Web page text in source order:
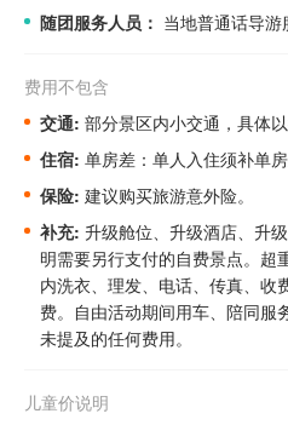
随团服务人员： 当地普通话导游
费用不包含
交通: 部分景区内小交通，具体
住宿: 单房差：单人入住须补单房
保险: 建议购买旅游意外险。
补充: 升级舱位、升级酒店、升
明需要另行支付的自费景点。 超
内洗衣、理发、电话、传真、收
费。自由活动期间用车、陪同服
未提及的任何费用。
儿童价说明